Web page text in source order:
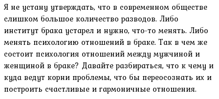
Я не устану утверждать, что в современном обществе
слишком большое количество разводов. Либо
институт брака устарел и нужно, что-то менять. Либо
менять психологию отношений в браке. Так в чем же
состоит психология отношений между мужчиной и
женщиной в браке? Давайте разбираться, что к чему и
куда ведут корни проблемы, что бы переосознать их и
построить счастливые и гармоничные отношения.